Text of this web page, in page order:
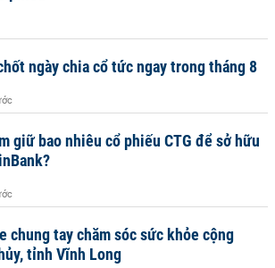
ngày chia cổ tức ngay trong tháng 8
giữ bao nhiêu cổ phiếu CTG để sở hữu
chung tay chăm sóc sức khỏe cộng
tỉnh Vĩnh Long